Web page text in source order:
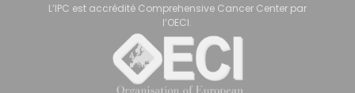
L’IPC est accrédité Comprehensive Cancer Center par
l’OECI.